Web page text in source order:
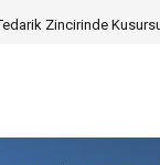
Zincirinde